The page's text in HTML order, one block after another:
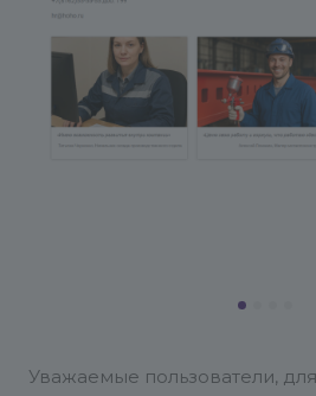
Уважаемые пользователи,